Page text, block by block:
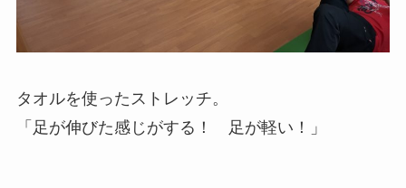
タオルを使ったストレッチ。
「足が伸びた感じがする！ 足が軽い！」